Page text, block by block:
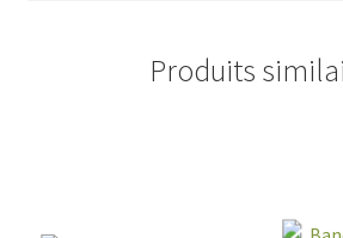
Produits